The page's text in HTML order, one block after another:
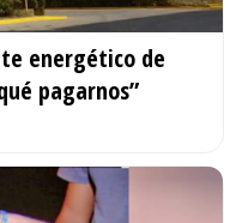
energético de
pagarnos”